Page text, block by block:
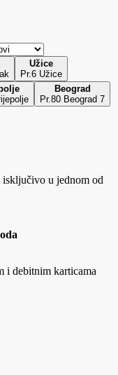
Užice
Pr.6 Užice
Beograd
Pr.80 Beograd 7
u jednom od
i debitnim karticama